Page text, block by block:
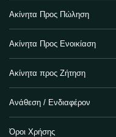
Ακίνητα Προς Πώληση
Ακίνητα Προς Ενοικίαση
Ακίνητα προς Ζήτηση
Ανάθεση / Ενδιαφέρον
Όροι Χρήσης